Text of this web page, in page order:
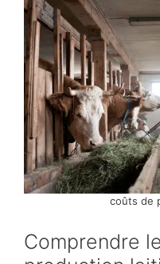
coûts de
Comprendre